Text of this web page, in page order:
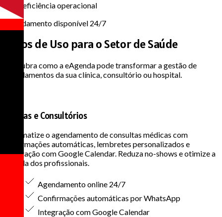
Mais eficiência operacional
24/7
Agendamento disponível 24/7
Casos de Uso para oSetor de Saúde
Descubra como a eAgenda pode transformar a gestão de
agendamentos da sua clínica, consultório ou hospital.
Clínicas e Consultórios
Automatize o agendamento de consultas médicas com
confirmações automáticas, lembretes personalizados e
integração com Google Calendar. Reduza no-shows e otimize a
agenda dos profissionais.
Agendamento online 24/7
Confirmações automáticas por WhatsApp
Integração com Google Calendar